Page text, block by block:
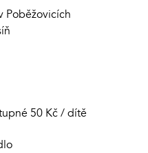
Poběžovicích
50 Kč / dítě